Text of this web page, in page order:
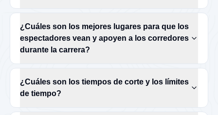
¿Cuáles son los mejores lugares para que los
espectadores vean y apoyen a los corredores
durante la carrera?
¿Cuáles son los tiempos de corte y los límites
de tiempo?